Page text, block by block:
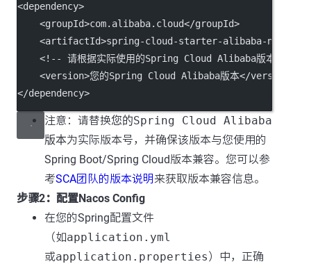
<dependency>
    <
groupId>com.alibaba.cloud</groupId>
    <
artifactId>spring-cloud-starter-alibaba-nacos-
<!-- 请根据实际使用的Spring Cloud Alibaba版本调整版
    <
version>您的Spring Cloud Alibaba版本</version
</dependency>
注意：请替换您的Spring Cloud Alibaba
版本为实际版本号，并确保该版本与您使用的
Spring Boot/Spring Cloud版本兼容。您可以参
考SCA团队的版本说明来获取版本兼容信息。
步骤2：配置Nacos Config
在您的Spring配置文件
（如application.yml
或application.properties）中，正确